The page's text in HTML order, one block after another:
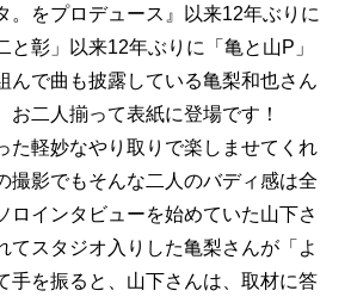
。をプロデュース』以来12年ぶりに
と彰」以来12年ぶりに「亀と山P」
んで曲も披露している亀梨和也さん
お二人揃って表紙に登場です！
た軽妙なやり取りで楽しませてくれ
撮影でもそんな二人のバディ感は全
ロインタビューを始めていた山下さ
てスタジオ入りした亀梨さんが「よ
手を振ると、山下さんは、取材に答